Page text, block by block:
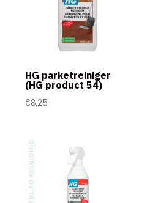
HG parketreiniger
(HG product 54)
€8,25